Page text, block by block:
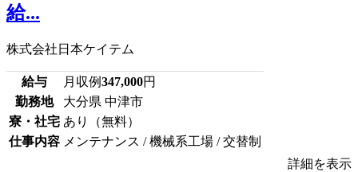
給...
株式会社日本ケイテム
給与 月収例347,000円
勤務地
大分県 中津市
寮・社宅 あり（無料）
仕事内容 メンテナンス / 機械系工場 / 交替制
詳細を表示